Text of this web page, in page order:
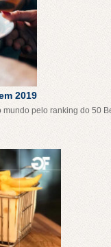
2019
pelo ranking do 50